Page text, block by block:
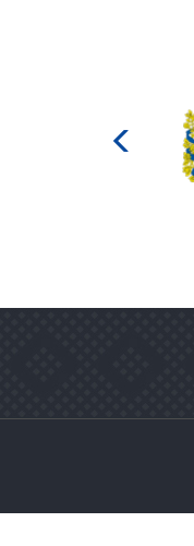
Министерство
культуры
Российской
федерации